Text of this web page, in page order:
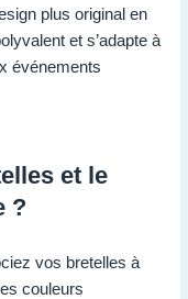
plus original en
et s’adapte à
événements
et le
?
vos bretelles à
couleurs